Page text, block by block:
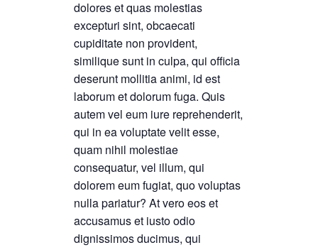
dolores et quas molestias
excepturi sint, obcaecati
cupiditate non provident,
similique sunt in culpa, qui officia
deserunt mollitia animi, id est
laborum et dolorum fuga. Quis
autem vel eum iure reprehenderit,
qui in ea voluptate velit esse,
quam nihil molestiae
consequatur, vel illum, qui
dolorem eum fugiat, quo voluptas
nulla pariatur? At vero eos et
accusamus et iusto odio
dignissimos ducimus, qui